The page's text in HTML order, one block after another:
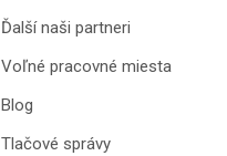
Ďalší naši partneri
Voľné pracovné miesta
Blog
Tlačové správy